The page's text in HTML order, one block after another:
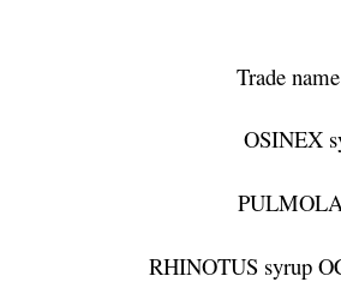
Trade
OSINEX
RHINOTUS syrup